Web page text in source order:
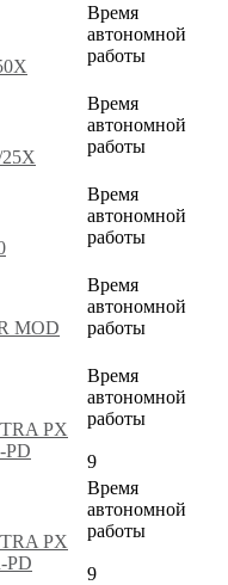
Время
автономной
работы
Время
автономной
работы
Время
автономной
работы
MOD
Время
автономной
работы
PX
PD
Время
автономной
работы
9
PX
PD
Время
автономной
работы
9